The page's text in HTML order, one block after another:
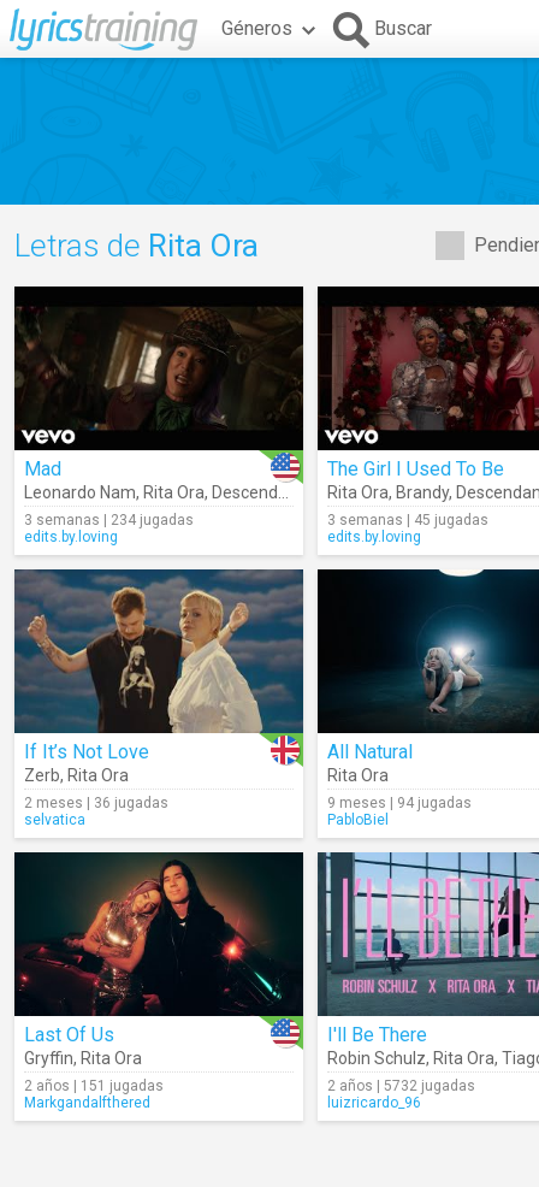
Géneros Buscar
Letras de Rita Ora
Mad
Leonardo Nam, Rita Ora, Descendants – Cast
3 semanas | 234 jugadas
edits.by.loving
The Girl I Used To Be
Rita Ora, Brandy,
3 semanas | 45 jugadas
edits.by.loving
If It’s Not Love
Zerb, Rita Ora
2 meses | 36 jugadas
selvatica
All Natural
Rita Ora
9 meses | 94 jugadas
PabloBiel
Last Of Us
Gryffin, Rita Ora
2 años | 151 jugadas
Markgandalfthered
I'll Be There
Robin Schulz, Rita Ora,
2 años | 5732 jugadas
luizricardo_96